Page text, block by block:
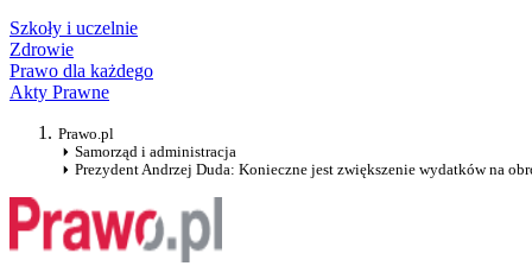
Szkoły i uczelnie
Zdrowie
Prawo dla każdego
Akty Prawne
Prawo.pl
Samorząd i administracja
Prezydent Andrzej Duda: Konieczne jest zwiększenie wydatków na